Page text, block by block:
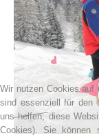
Wir nutzen Cookies auf
sind essenziell für den
uns helfen, diese
Cookies). Sie können